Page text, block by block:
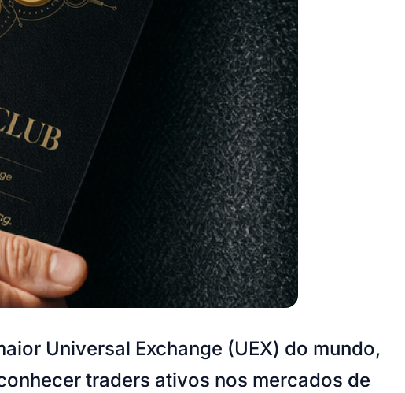
Taboão da Serra Embu das ArtesSão Roque
Universal Exchange (UEX) do mundo,
traders ativos nos mercados de